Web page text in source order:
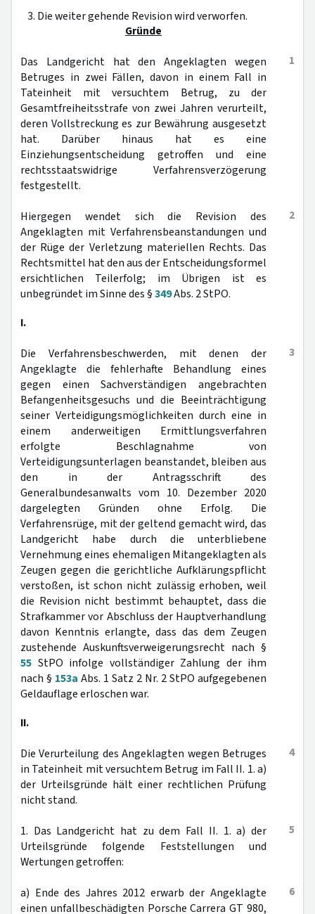
3. Die weiter gehende Revision wird verworfen.
Gründe
1
Das Landgericht hat den Angeklagten wegen
Betruges in zwei Fällen, davon in einem Fall in
Tateinheit mit versuchtem Betrug, zu der
Gesamtfreiheitsstrafe von zwei Jahren verurteilt,
deren Vollstreckung es zur Bewährung ausgesetzt
hat. Darüber hinaus hat es eine
Einziehungsentscheidung getroffen und eine
rechtsstaatswidrige Verfahrensverzögerung
festgestellt.
2
Hiergegen wendet sich die Revision des
Angeklagten mit Verfahrensbeanstandungen und
der Rüge der Verletzung materiellen Rechts. Das
Rechtsmittel hat den aus der Entscheidungsformel
ersichtlichen Teilerfolg; im Übrigen ist es
unbegründet im Sinne des §349Abs. 2 StPO.
I.
3
Die Verfahrensbeschwerden, mit denen der
Angeklagte die fehlerhafte Behandlung eines
gegen einen Sachverständigen angebrachten
Befangenheitsgesuchs und die Beeinträchtigung
seiner Verteidigungsmöglichkeiten durch eine in
einem anderweitigen Ermittlungsverfahren
erfolgte Beschlagnahme von
Verteidigungsunterlagen beanstandet, bleiben aus
den in der Antragsschrift des
Generalbundesanwalts vom 10. Dezember 2020
dargelegten Gründen ohne Erfolg. Die
Verfahrensrüge, mit der geltend gemacht wird, das
Landgericht habe durch die unterbliebene
Vernehmung eines ehemaligen Mitangeklagten als
Zeugen gegen die gerichtliche Aufklärungspflicht
verstoßen, ist schon nicht zulässig erhoben, weil
die Revision nicht bestimmt behauptet, dass die
Strafkammer vor Abschluss der Hauptverhandlung
davon Kenntnis erlangte, dass das dem Zeugen
zustehende Auskunftsverweigerungsrecht nach §
55 StPO infolge vollständiger Zahlung der ihm
nach § 153a Abs. 1 Satz 2 Nr. 2 StPO aufgegebenen
Geldauflage erloschen war.
II.
4
Die Verurteilung des Angeklagten wegen Betruges
in Tateinheit mit versuchtem Betrug im Fall II. 1. a)
der Urteilsgründe hält einer rechtlichen Prüfung
nicht stand.
5
1. Das Landgericht hat zu dem Fall II. 1. a) der
Urteilsgründe folgende Feststellungen und
Wertungen getroffen:
6
a) Ende des Jahres 2012 erwarb der Angeklagte
einen unfallbeschädigten Porsche Carrera GT 980,